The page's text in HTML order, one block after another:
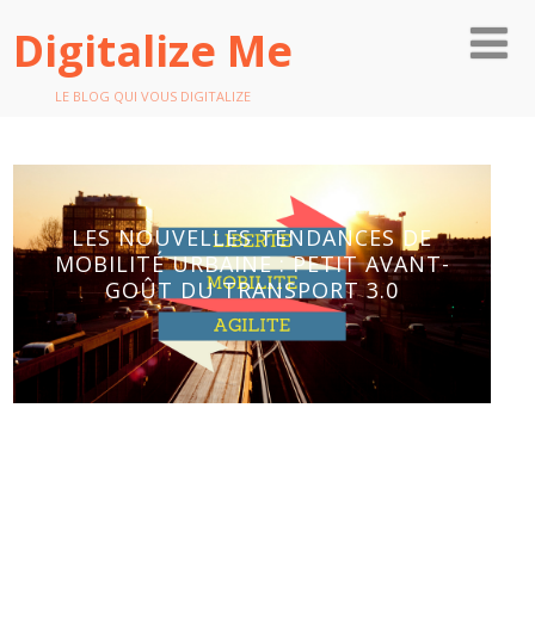
Digitalize Me
LE BLOG QUI VOUS DIGITALIZE
LES NOUVELLES TENDANCES DE
MOBILITÉ URBAINE : PETIT AVANT-
GOÛT DU TRANSPORT 3.0